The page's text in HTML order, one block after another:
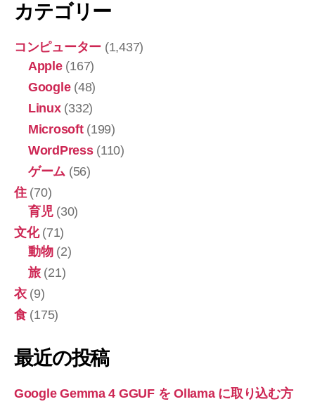
カテゴリー
コンピューター (1,437)
Apple(167)
Google(48)
Linux(332)
Microsoft(199)
WordPress(110)
ゲーム (56)
住(70)
育児(30)
文化(71)
動物(2)
旅(21)
衣(9)
食(175)
最近の投稿
Google Gemma 4 GGUF を Ollama に取り込む方